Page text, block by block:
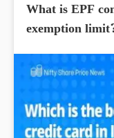
What is EPF
exemption